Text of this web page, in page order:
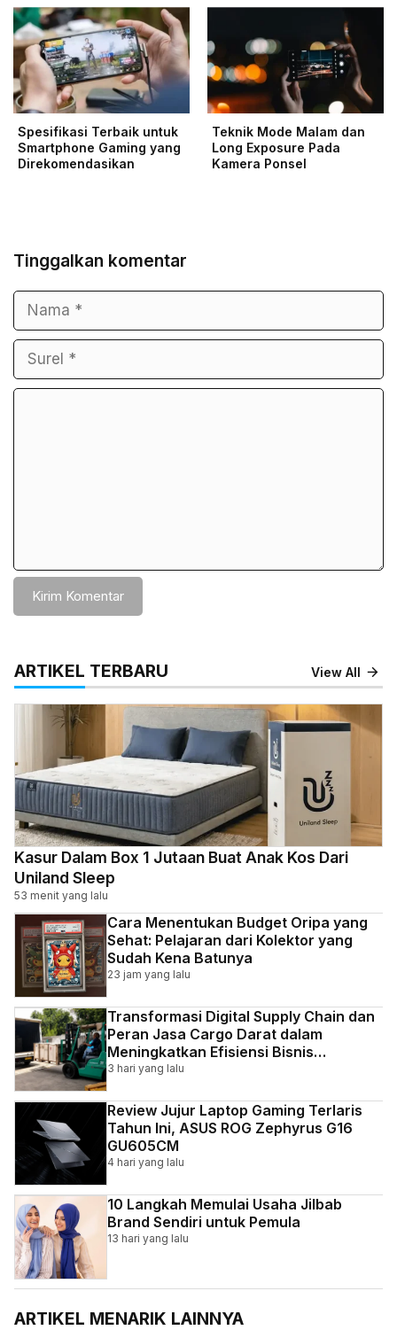
Spesifikasi Terbaik untuk
Smartphone Gaming yang
Direkomendasikan
Teknik Mode Malam dan
Long Exposure Pada
Kamera Ponsel
Tinggalkan komentar
Nama
Surel
Komentar
ARTIKEL TERBARU View All
Kasur Dalam Box 1 Jutaan Buat Anak Kos Dari
Uniland Sleep
53 menit yang lalu
Cara Menentukan Budget Oripa yang
Sehat: Pelajaran dari Kolektor yang
Sudah Kena Batunya
23 jam yang lalu
Transformasi Digital Supply Chain dan
Peran Jasa Cargo Darat dalam
Meningkatkan Efisiensi Bisnis
Indonesia
3 hari yang lalu
Review Jujur Laptop Gaming Terlaris
Tahun Ini, ASUS ROG Zephyrus G16
GU605CM
4 hari yang lalu
10 Langkah Memulai Usaha Jilbab
Brand Sendiri untuk Pemula
13 hari yang lalu
ARTIKEL MENARIK LAINNYA